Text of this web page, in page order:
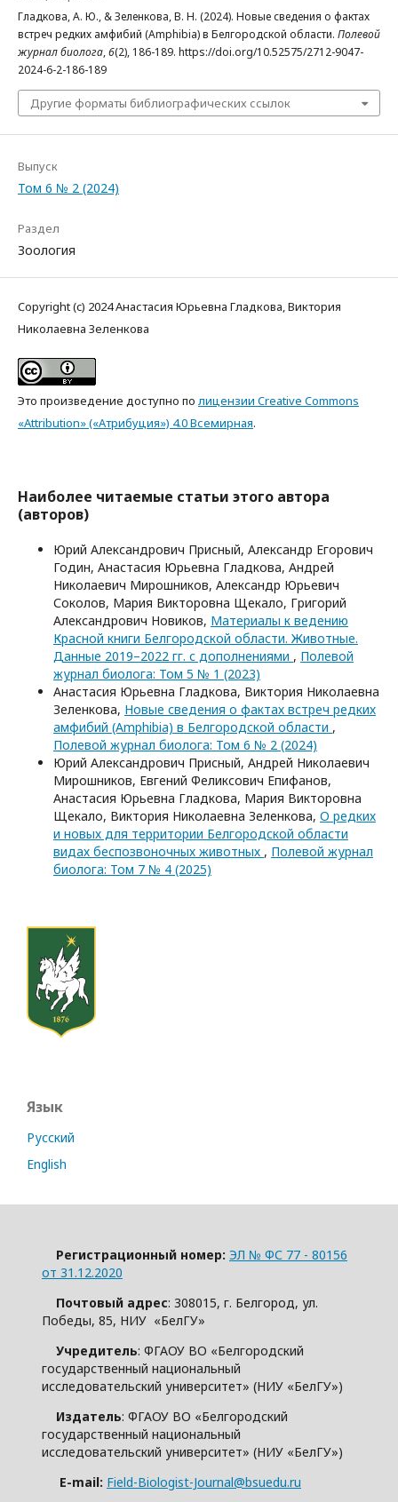
Гладкова, А. Ю., & Зеленкова, В. Н. (2024). Новые сведения о фактах
встреч редких амфибий (Amphibia) в Белгородской области. Полевой
журнал биолога,6(2), 186-189. https://doi.org/10.52575/2712-9047-
2024-6-2-186-189
Другие форматы библиографических ссылок
Выпуск
Том 6 № 2 (2024)
Раздел
Зоология
Copyright (c) 2024 Анастасия Юрьевна Гладкова, Виктория
Николаевна Зеленкова
Это произведение доступно по лицензии Creative Commons
«Attribution» («Атрибуция») 4.0 Всемирная.
Наиболее читаемые статьи этого автора
(авторов)
Юрий Александрович Присный, Александр Егорович
Годин, Анастасия Юрьевна Гладкова, Андрей
Николаевич Мирошников, Александр Юрьевич
Соколов, Мария Викторовна Щекало, Григорий
Александрович Новиков, Материалы к ведению
Красной книги Белгородской области. Животные.
Данные 2019–2022 гг. с дополнениями , Полевой
журнал биолога: Том 5 № 1 (2023)
Анастасия Юрьевна Гладкова, Виктория Николаевна
Зеленкова, Новые сведения о фактах встреч редких
амфибий (Amphibia) в Белгородской области ,
Полевой журнал биолога: Том 6 № 2 (2024)
Юрий Александрович Присный, Андрей Николаевич
Мирошников, Евгений Феликсович Епифанов,
Анастасия Юрьевна Гладкова, Мария Викторовна
Щекало, Виктория Николаевна Зеленкова, О редких
и новых для территории Белгородской области
видах беспозвоночных животных , Полевой журнал
биолога: Том 7 № 4 (2025)
Язык
Русский
English
Регистрационный номер: ЭЛ № ФС 77 - 80156
от 31.12.2020
Почтовый адрес: 308015, г. Белгород, ул.
Победы, 85, НИУ «БелГУ»
Учредитель: ФГАОУ ВО «Белгородский
государственный национальный
исследовательский университет» (НИУ «БелГУ»)
Издатель: ФГАОУ ВО «Белгородский
государственный национальный
исследовательский университет» (НИУ «БелГУ»)
E-mail: Field-Biologist-Journal@bsuedu.ru